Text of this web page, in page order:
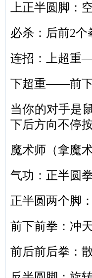
上正半圆脚：
必杀：后前2个
连招：上超
下超重——前
当你的对手是
下后方向不停
魔术师（拿魔
气功：正半圆
正半圆两个脚
前下前拳：冲
前后前后拳：